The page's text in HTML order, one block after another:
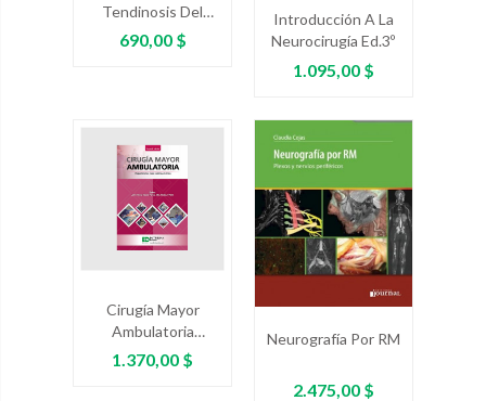
Tendinosis Del
Codo, De La Mano,
Y Otros
Precio
690,00 $
Introducción A La
Neurocirugía Ed.3º
Precio
1.095,00 $
Cirugía Mayor
Ambulatoria
Experiencias Para
Latinoamérica.
Precio
1.370,00 $
Neurografía Por RM
Precio
2.475,00 $